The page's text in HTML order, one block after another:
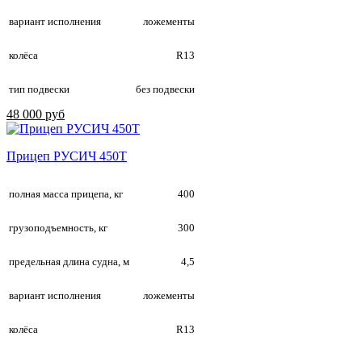
вариант исполнения ложементы
колёса R13
тип подвески без подвески
48 000 руб
Прицеп РУСИЧ 450Т
полная масса прицепа, кг 400
грузоподъемность, кг 300
предельная длина судна, м 4,5
вариант исполнения ложементы
колёса R13